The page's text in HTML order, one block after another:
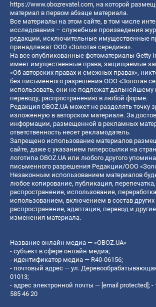
https://www.obozrevatel.com, на которой
материал в первом абзаце материала.
Все материалы на этом сайте, в том числе
исследования – служебные произведения
редакции, исключительные имущественные
принадлежат ООО «Золотая середина».
На все опубликованные фотоматериалы Getty
имеет имущественные права, защищаемые
«Об авторских правах и смежных правах»,
без письменного разрешения ООО «Золотая
использовать, они не подлежат дальнейшему
переводу, распространению в любой форме.
Редакция OBOZ.UA может не разделять точку
изложенную в авторском материале. За
информации, размещенной в рекламных
ответственность несет рекламодатель.
Запрещено использование материалов
сайте, даже с указанием гиперссылки на
логотипа OBOZ.UA или любого другого
письменного разрешения Редакции/ООО
Незаконным использованием материалов
любое копирование, публикация,
распространение, использование,
использованием, включением в состав других
распространение, адаптация, перевод и
изменения материала.
Название онлайн медиа — «OBOZ.UA»
- субъект в сфере онлайн медиа;
- идентификатор медиа — R40-06156;
- почтовый адрес — ул.
01013;
- адрес электронной почты — [email protected] ; -
585 46 20